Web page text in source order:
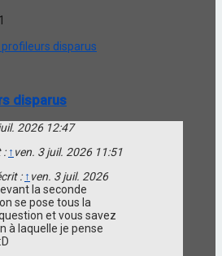
profileurs disparus
disparus
2026 12:47
: ↑ ven. 3 juil. 2026 11:51
: ↑ ven. 3 juil. 2026
la seconde
se pose tous la
et vous savez
à laquelle je pense